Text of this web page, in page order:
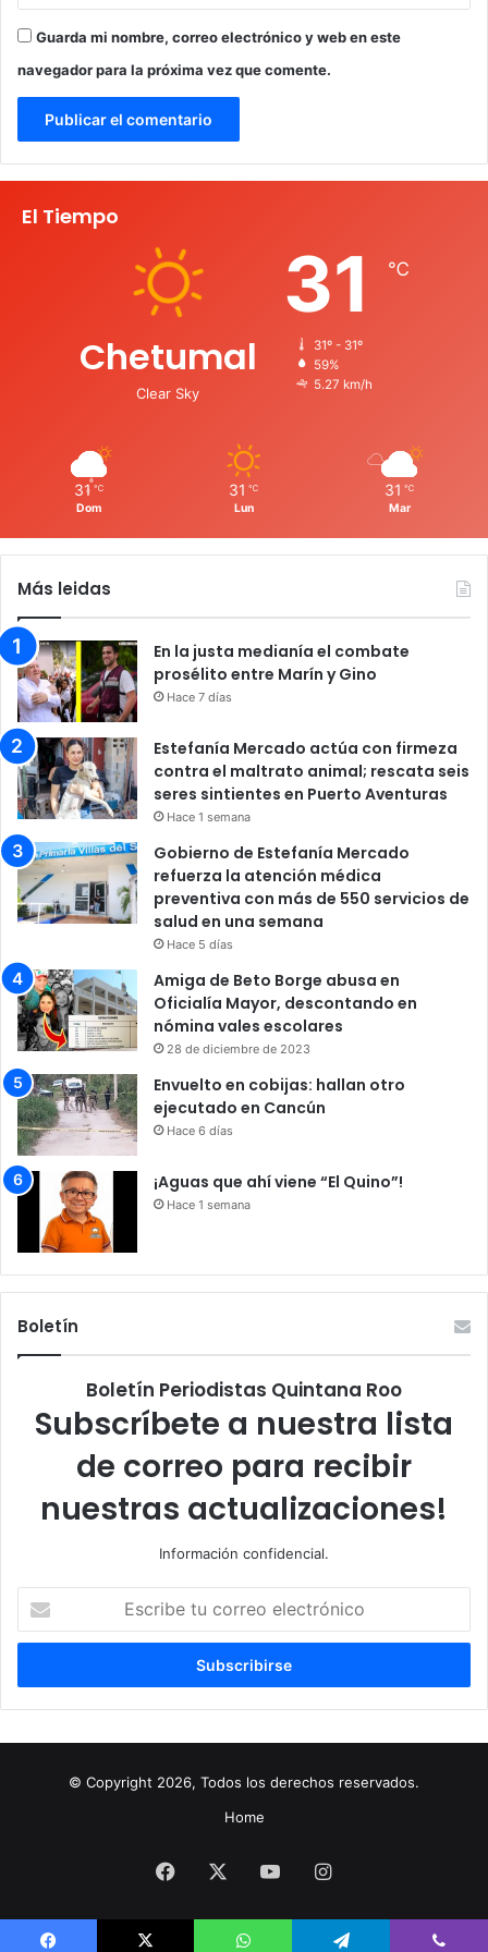
Guarda mi nombre, correo electrónico y web en este
navegador para la próxima vez que comente.
El Tiempo
Chetumal
Clear Sky
31 ℃
31º - 31º
59%
5.27 km/h
31 ℃
Dom
31 ℃
Lun
31 ℃
Mar
Más leidas
En la justa medianía el combate
prosélito entre Marín y Gino
Hace 7 días
Estefanía Mercado actúa con firmeza
contra el maltrato animal; rescata seis
seres sintientes en Puerto Aventuras
Hace 1 semana
Gobierno de Estefanía Mercado
refuerza la atención médica
preventiva con más de 550 servicios de
salud en una semana
Hace 5 días
Amiga de Beto Borge abusa en
Oficialía Mayor, descontando en
nómina vales escolares
28 de diciembre de 2023
Envuelto en cobijas: hallan otro
ejecutado en Cancún
Hace 6 días
¡Aguas que ahí viene “El Quino”!
Hace 1 semana
Boletín
Boletín Periodistas Quintana Roo
Subscríbete a nuestra lista
de correo para recibir
nuestras actualizaciones!
Información confidencial.
correo
© Copyright 2026, Todos los derechos reservados.
Home
Facebook YouTubeInstagram